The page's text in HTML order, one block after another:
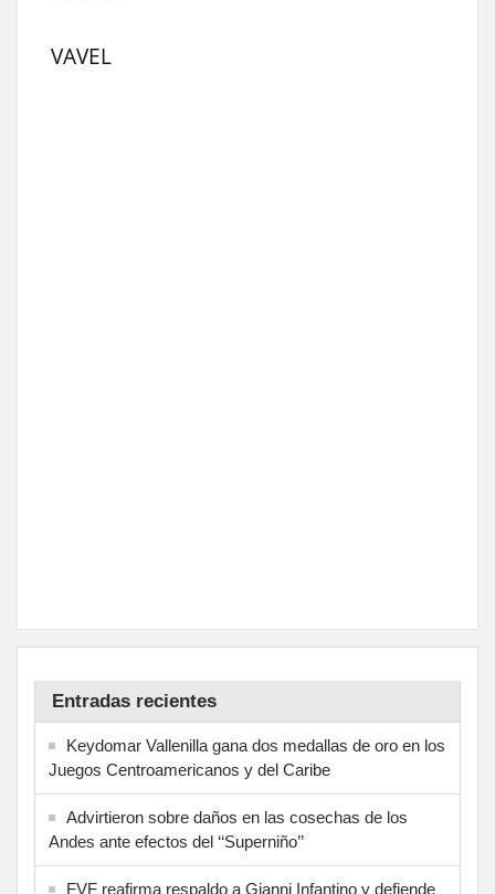
VAVEL
Entradas recientes
Keydomar Vallenilla gana dos medallas de oro en los
Juegos Centroamericanos y del Caribe
Advirtieron sobre daños en las cosechas de los
Andes ante efectos del ‘‘Superniño’’
FVF reafirma respaldo a Gianni Infantino y defiende